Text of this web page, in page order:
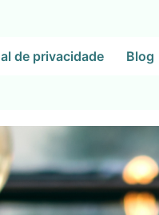
de privacidade Blog